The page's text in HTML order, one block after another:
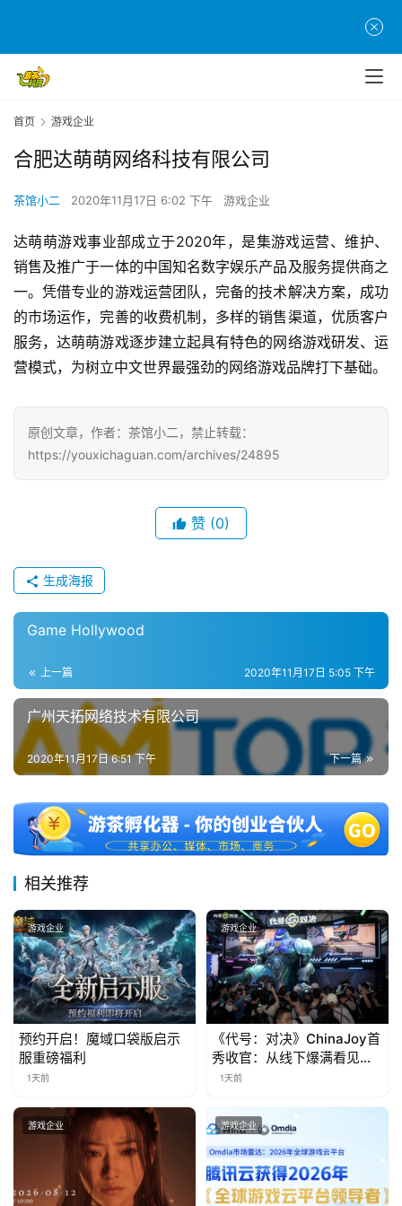
游
原
戏
业
界
手
机
戏
单
机
休
闲
游
戏
2
2
5
第
三
届
金
茶
7
月
3
0
日
首页 游戏企业
合肥达萌萌网络科技有限公司
茶馆小二 2020年11月17日 6:02 下午 游戏企业
达萌萌游戏事业部成立于2020年，是集游戏运营、维护、
销售及推广于一体的中国知名数字娱乐产品及服务提供商之
一。凭借专业的游戏运营团队，完备的技术解决方案，成功
的市场运作，完善的收费机制，多样的销售渠道，优质客户
服务，达萌萌游戏逐步建立起具有特色的网络游戏研发、运
营模式，为树立中文世界最强劲的网络游戏品牌打下基础。
原创文章，作者：茶馆小二，禁止转载：
https://youxichaguan.com/archives/24895
赞 (0)
生成海报
Game Hollywood
上一篇 2020年11月17日 5:05 下午
广州天拓网络技术有限公司
下一篇
2020年11月17日 6:51 下午
相关推荐
游戏企业
预约开启！魔域口袋版启示
服重磅福利
1天前
游戏企业
《代号：对决》ChinaJoy首
秀收官：从线下爆满看见玩
家的真实期待
1天前
游戏企业 游戏企业